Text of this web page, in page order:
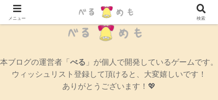
辛口女性ゲームブログ
本ブログの運営者「 べる 」が個人で開発しているゲームです。
ウィッシュリスト登録して頂けると、大変嬉しいです！
ありがとうございます！💖
メニュー 検索